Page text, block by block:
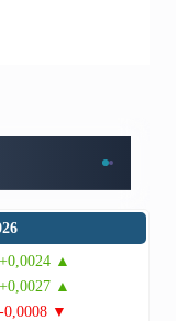
+0,0024 ▲
+0,0027 ▲
-0,0008 ▼